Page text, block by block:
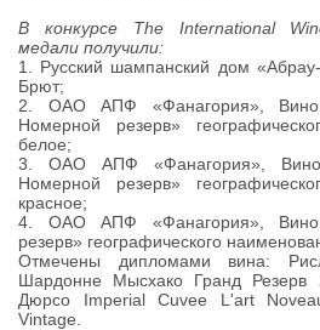
В конкурсе The International
медали получили:
1. Русский шампанский дом
Брют;
2. ОАО АПФ «Фанагория», Вино
Номерной резерв»
белое;
3. ОАО АПФ «Фанагория», Вино
Номерной резерв»
красное;
4. ОАО АПФ «Фанагория», Вино
резерв» географического
Отмечены дипломами вина:
Шардонне Мысхако Гранд
Дюрсо Imperial Cuvee L'art
Vintage.